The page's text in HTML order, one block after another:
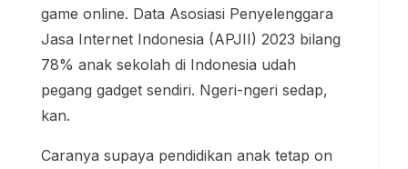
track di era digital? Gue punya beberapa
cara yang lumayan works (walau nggak
selalu mulus):
Atur waktu screen time dan pastikan